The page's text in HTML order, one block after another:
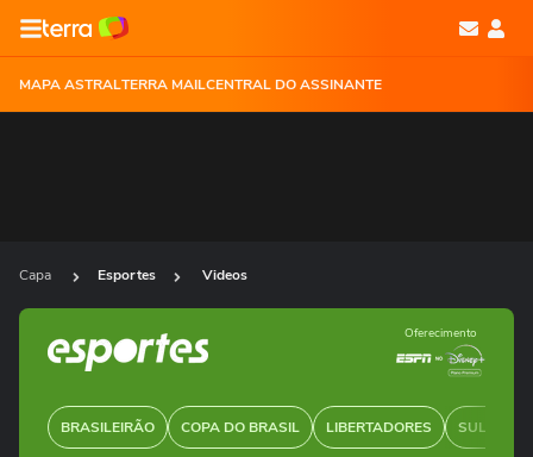
MAPA ASTRALTERRA MAILCENTRAL DO ASSINANTE
Capa Esportes Videos
BRASILEIRÃO COPA DO BRASIL LIBERTADORES SUL-
Oferecimento